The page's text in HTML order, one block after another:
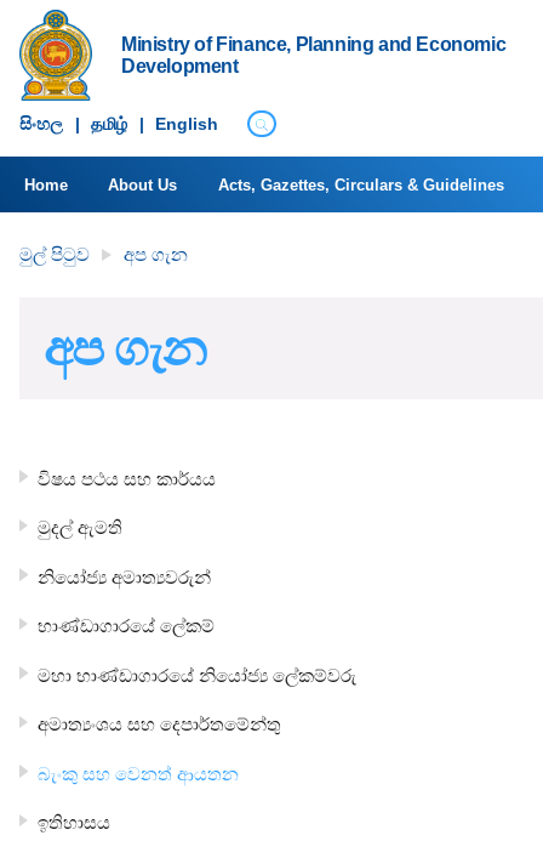
Ministry of Finance, Planning and Economic
Development
සිංහ​ල | தமிழ் | English
Home About Us Acts, Gazettes, Circulars & Guidelines
මුල් පිටුව අප ගැන
අප ගැන
විෂය පථය සහ කාර්යය
මුදල් ඇමති
නියෝජ්‍ය අමාත්‍යවරුන්
භාණ්ඩාගාරයේ ලේකම්
මහා භාණ්ඩාගාරයේ නියෝජ්‍ය ලේකම්වරු
අමාත්‍යංශය සහ දෙපාර්තමේන්තු
බැංකු සහ වෙනත් ආයතන
ඉතිහාසය